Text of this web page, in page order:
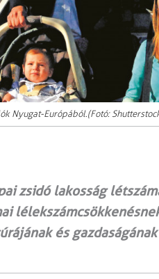
Nyugat-Európából.(Fotó:
zsidó lakosság
és